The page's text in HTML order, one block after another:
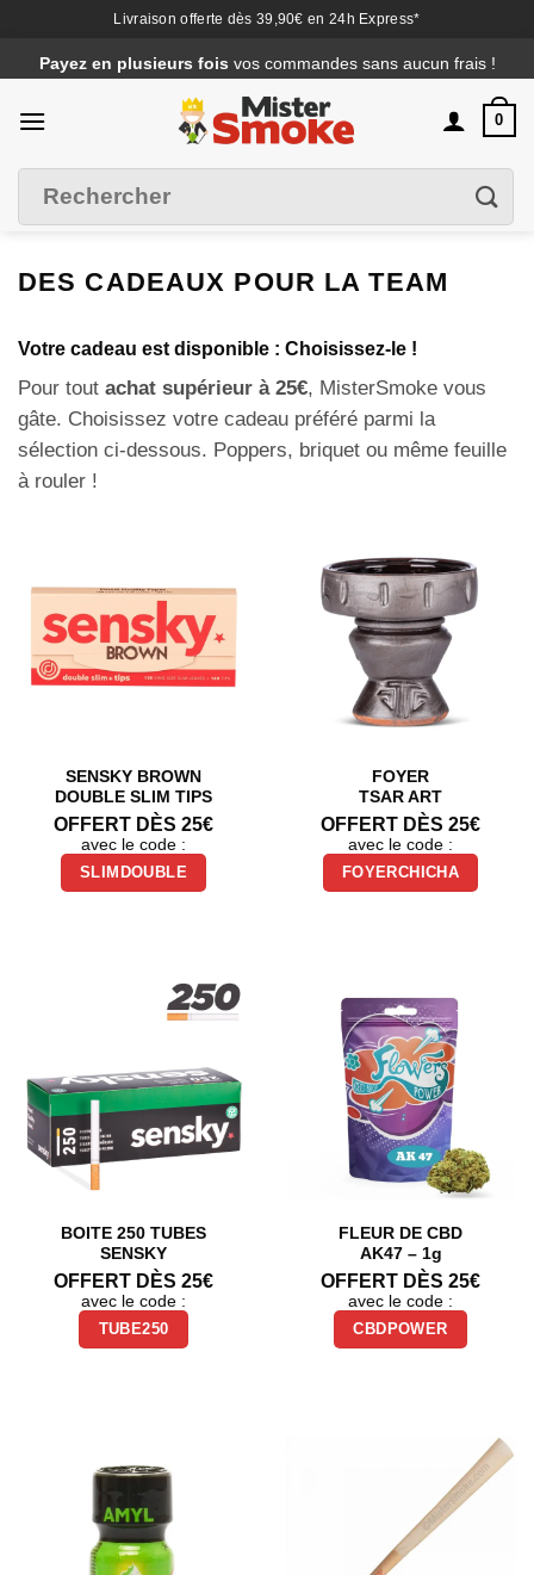
Livraison offerte dès 39,90€ en 24h Express*
au
contenu
Payez en plusieurs fois vos commandes sans aucun frais !
0
pour :
DES CADEAUX POUR LA TEAM
Votre cadeau est disponible : Choisissez-le !
Pour tout achat supérieur à 25€, MisterSmoke vous
gâte. Choisissez votre cadeau préféré parmi la
sélection ci-dessous. Poppers, briquet ou même feuille
à rouler !
SENSKY BROWN
DOUBLE SLIM TIPS
OFFERT DÈS 25€
avec le code :
SLIMDOUBLE
FOYER
TSAR ART
OFFERT DÈS 25€
avec le code :
FOYERCHICHA
BOITE 250 TUBES
SENSKY
OFFERT DÈS 25€
avec le code :
TUBE250
FLEUR DE CBD
AK47 – 1g
OFFERT DÈS 25€
avec le code :
CBDPOWER